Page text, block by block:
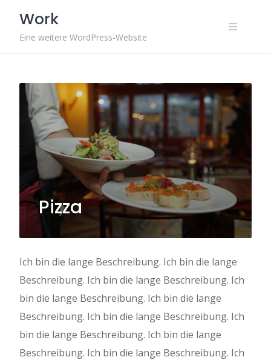
content
Work
Eine weitere WordPress-Website
Pizza
Ich bin die lange Beschreibung. Ich bin die lange
Beschreibung. Ich bin die lange Beschreibung. Ich
bin die lange Beschreibung. Ich bin die lange
Beschreibung. Ich bin die lange Beschreibung. Ich
bin die lange Beschreibung. Ich bin die lange
Beschreibung. Ich bin die lange Beschreibung. Ich